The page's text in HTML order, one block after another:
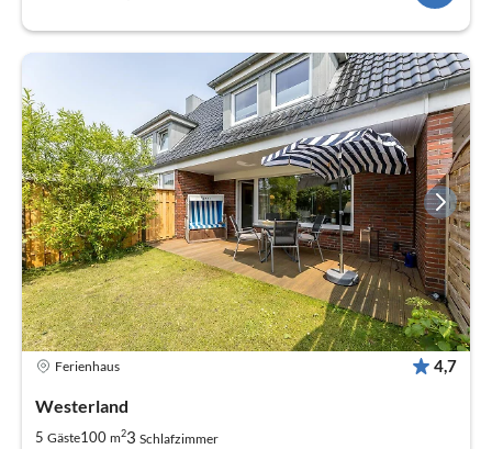
Ferienhaus 4,7
Westerland
5 Gäste100 m23 Schlafzimmer